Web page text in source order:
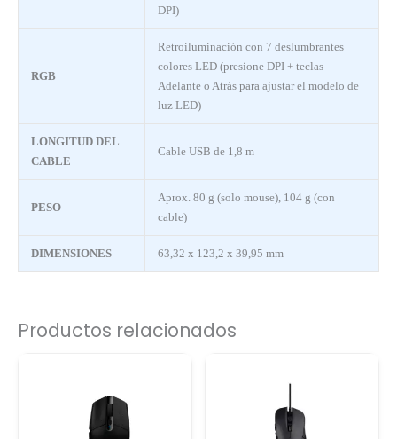
DPI)
RGB
Retroiluminación con 7 deslumbrantes
colores LED (presione DPI + teclas
Adelante o Atrás para ajustar el modelo de
luz LED)
LONGITUD DEL
CABLE
Cable USB de 1,8 m
PESO
Aprox. 80 g (solo mouse), 104 g (con
cable)
DIMENSIONES 63,32 x 123,2 x 39,95 mm
Productos relacionados